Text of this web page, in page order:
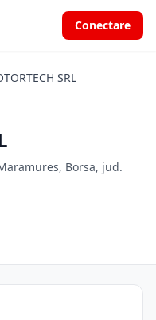
Conectare
SRL
Borsa, jud.